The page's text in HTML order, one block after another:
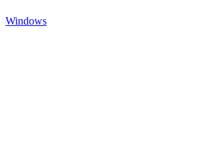
Windows